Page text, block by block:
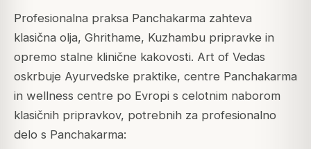
Profesionalna praksa Panchakarma zahteva
klasična olja, Ghrithame, Kuzhambu pripravke in
opremo stalne klinične kakovosti. Art of Vedas
oskrbuje Ayurvedske praktike, centre Panchakarma
in wellness centre po Evropi s celotnim naborom
klasičnih pripravkov, potrebnih za profesionalno
delo s Panchakarma: